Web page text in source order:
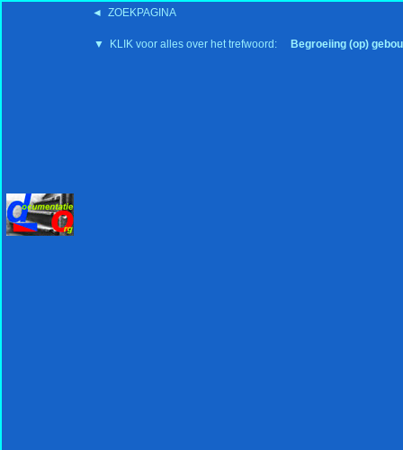
◄ ZOEKPAGINA
▼ KLIK voor alles over het trefwoord: Begroeiing (op)
'15:19 19-2-2008